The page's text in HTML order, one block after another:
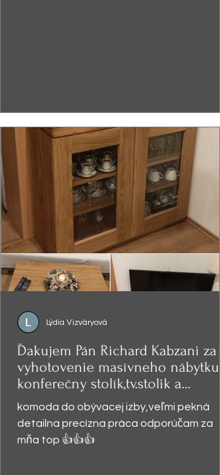
Ďakujem Pán Richard Kabzani za
vyhotovenie masívneho nábytku -
konferečny stolík,tv.stolik a
presklená
komoda do obývacej izby,veľmi pekná
detailna precízna práca odporúčam za
mňa top 👍👍👍
Lýdia Vizváryová